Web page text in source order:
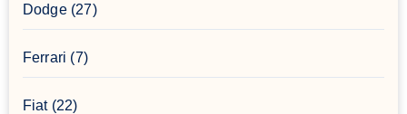
Dodge(27)
Ferrari (7)
Fiat(22)